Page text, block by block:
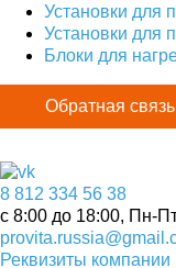
Установки для
Установки для
Блоки для
Обратная связь
8 812 334 56 38
c 8:00 до 18:00, Пн-
Реквизиты компании